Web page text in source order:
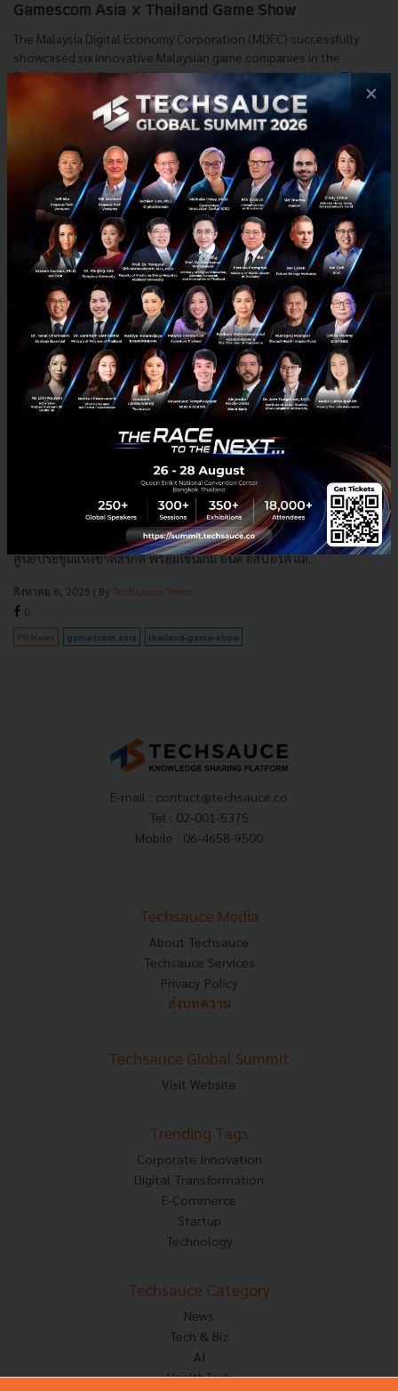
Gamescom Asia x Thailand Game Show
The Malaysia Digital Economy Corporation (MDEC) successfully
showcased six innovative Malaysian game companies in the
Entertainment Zone (B2C) at the historic Gamescom Asia x Thail...
October 28, 2025| ByTechsauce Team
MDEC CtrlD Studio gamescom Asia Ammobox Studios
gamescom asia ผนึก Thailand Game Show ดัน
อุตสาหกรรมเกมไทยสู่เวทีโลก
สองงานเกมยักษ์ใหญ่ gamescom asia และ Thailand Game Show ผนึก
กำลังจัดมหกรรมเกมระดับโลกใจกลางกรุงเทพฯ 16–19 ตุลาคม 2568 ที่
ศูนย์ประชุมแห่งชาติสิริกิติ์ พร้อมโซนเกม อินดี้ อีสปอร์ต แล...
สิงหาคม 8, 2025 | By Techsauce Team
0
PR News gamescom asia thailand-game-show
E-mail : contact@techsauce.co
Tel : 02-001-5375
Mobile : 06-4658-9500
Techsauce Media
About Techsauce
Techsauce Services
Privacy Policy
ส่งบทความ
Techsauce Global Summit
Visit Website
Trending Tags
Corporate Innovation
Digital Transformation
E-Commerce
Startup
Technology
Techsauce Category
News
Tech & Biz
AI
HealthTech
×